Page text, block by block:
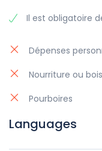
pour votre groupe,
fera découvrir la ville
pouvez réserver votre
de nos incroyables
Il est obligatoire
Dépenses
Nourriture ou
Pourboires
Languages